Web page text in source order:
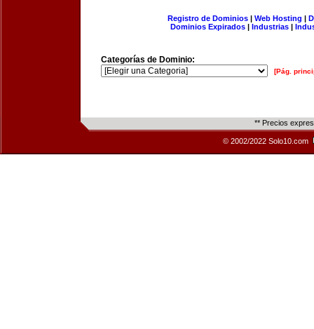
Registro de Dominios| Web Hosting |
Dominios Expirados | Industrias |
Categorías de Dominio:
[Pág.
** Precios
© 2002/2022 Solo10.com